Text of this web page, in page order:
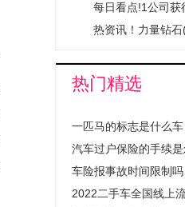
83.12元／吨 较前
每日看点!1公司获
热资讯！力量钻
模市场化应用阶段
热门精选
一匹马的标志是什么
什么汽车？
汽车过户保险的手续
保险费用会上涨吗？
车险报事故时间限制
险怎么买？
2022二手车全国线上